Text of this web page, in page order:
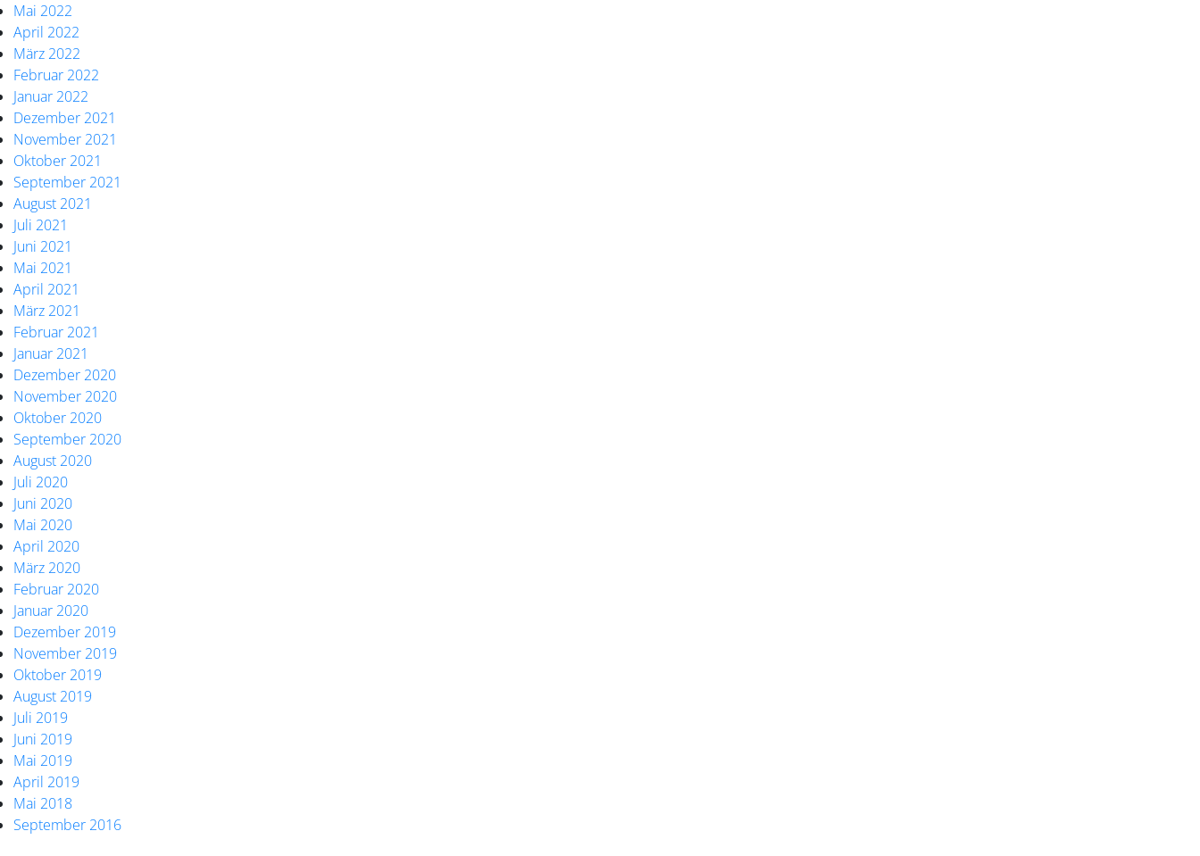
Mai 2022
April 2022
März 2022
Februar 2022
Januar 2022
Dezember 2021
November 2021
Oktober 2021
September 2021
August 2021
Juli 2021
Juni 2021
Mai 2021
April 2021
März 2021
Februar 2021
Januar 2021
Dezember 2020
November 2020
Oktober 2020
September 2020
August 2020
Juli 2020
Juni 2020
Mai 2020
April 2020
März 2020
Februar 2020
Januar 2020
Dezember 2019
November 2019
Oktober 2019
August 2019
Juli 2019
Juni 2019
Mai 2019
April 2019
Mai 2018
September 2016